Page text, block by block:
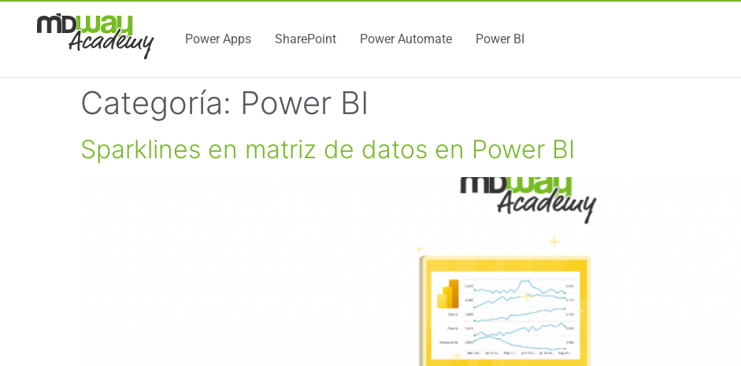
Power Apps SharePoint Power Automate Power BI
Categoría: Power BI
Sparklines en matriz de datos en Power BI